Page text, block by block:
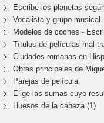
Escribe los planetas
Vocalista y grupo musical
Modelos de coches -
Títulos de películas mal
Ciudades romanas en
Obras principales de
Parejas de película
Elige las sumas cuyo
Huesos de la cabeza (1)